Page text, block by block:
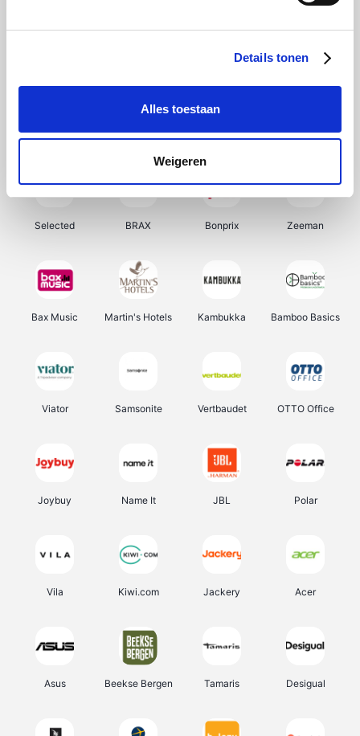
Details tonen
Alles toestaan
Weigeren
Samsung My Jewellery Delonghi Tennis Point
Selected BRAX Bonprix Zeeman
Bax Music Martin's Hotels Kambukka Bamboo Basics
Viator Samsonite Vertbaudet OTTO Office
Joybuy Name It JBL Polar
Vila Kiwi.com Jackery Acer
Asus Beekse Bergen Tamaris Desigual